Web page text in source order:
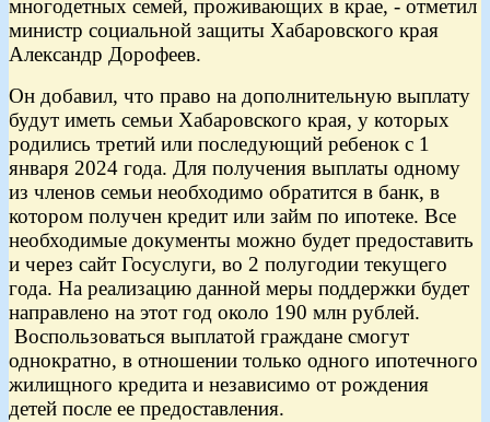
многодетных семей, проживающих в крае, - отметил
министр социальной защиты Хабаровского края
Александр Дорофеев.
Он добавил, что право на дополнительную выплату
будут иметь семьи Хабаровского края, у которых
родились третий или последующий ребенок с 1
января 2024 года. Для получения выплаты одному
из членов семьи необходимо обратится в банк, в
котором получен кредит или займ по ипотеке. Все
необходимые документы можно будет предоставить
и через сайт Госуслуги, во 2 полугодии текущего
года. На реализацию данной меры поддержки будет
направлено на этот год около 190 млн рублей.
Воспользоваться выплатой граждане смогут
однократно, в отношении только одного ипотечного
жилищного кредита и независимо от рождения
детей после ее предоставления.